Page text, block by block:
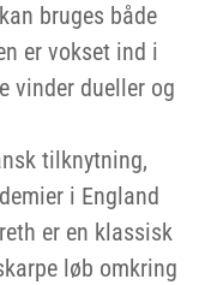
bruges både
er vokset ind i
vinder dueller og
tilknytning,
i England
er en klassisk
løb omkring